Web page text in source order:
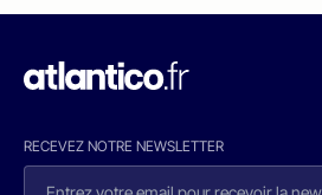
RECEVEZ NOTRE NEWSLETTER